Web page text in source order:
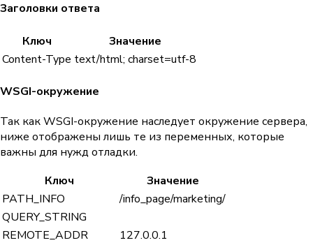
Заголовки ответа
Ключ
Значение
Content-Type text/html; charset=utf-8
WSGI-окружение
Так как WSGI-окружение наследует окружение сервера,
ниже отображены лишь те из переменных, которые
важны для нужд отладки.
Ключ
Значение
PATH_INFO
/info_page/marketing/
QUERY_STRING
REMOTE_ADDR
127.0.0.1